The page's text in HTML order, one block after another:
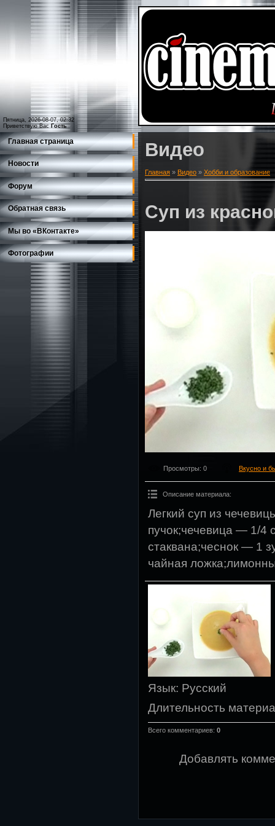
Пятница, 2026-08-07, 02:32
Приветствую Вас Гость
Главная страница
Новости
Форум
Обратная связь
Мы во «ВКонтакте»
Фотографии
Видео
Главная » Видео » Хобби и образование
Суп из
Просмотры: 0 Вкусно и
Описание материала:
Легкий суп из
пучок;чечевица — 1/4
стаквана;чеснок — 1
чайная
Язык: Русский
Длительность
Всего комментариев: 0
Добавлять